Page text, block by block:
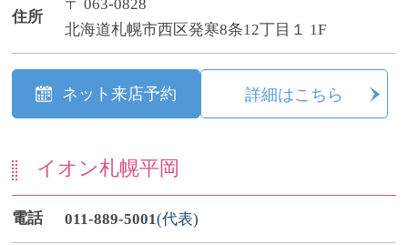
住所
〒 063-0828
北海道札幌市西区発寒8条12丁目１ 1F
ネット来店予約 詳細はこちら
イオン札幌平岡
電話 011-889-5001(代表)